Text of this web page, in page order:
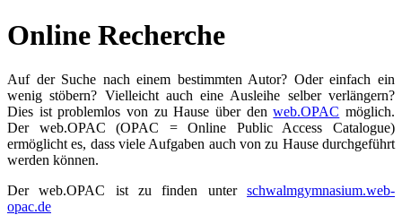
Online Recherche
Auf der Suche nach einem bestimmten Autor? Oder einfach ein
wenig stöbern? Vielleicht auch eine Ausleihe selber verlängern?
Dies ist problemlos von zu Hause über denweb.OPAC möglich.
Der web.OPAC (OPAC = Online Public Access Catalogue)
ermöglicht es, dass viele Aufgaben auch von zu Hause durchgeführt
werden können.
Der web.OPAC ist zu finden unter schwalmgymnasium.web-
opac.de